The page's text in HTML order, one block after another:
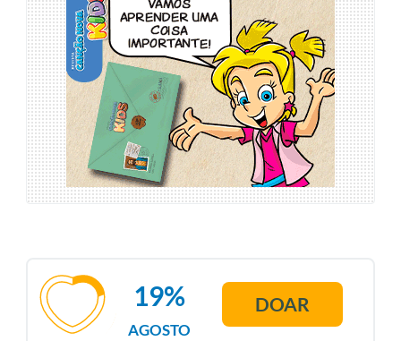
AGOSTO
19% DOAR